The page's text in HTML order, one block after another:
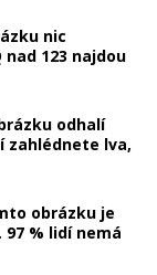
nic
nad 123 najdou
odhalí
zahlédnete lva,
obrázku je
% lidí nemá